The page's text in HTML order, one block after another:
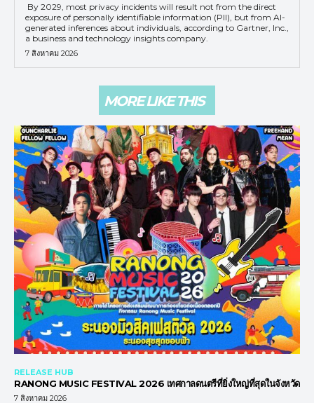
By 2029, most privacy incidents will result not from the direct
exposure of personally identifiable information (PII), but from AI-
generated inferences about individuals, according to Gartner, Inc.,
a business and technology insights company.
7 สิงหาคม 2026
MORE LIKE THIS
RELEASE HUB
RANONG MUSIC FESTIVAL 2026 เทศกาลดนตรีที่ยิ่งใหญ่ที่สุดในจังหวัด
7 สิงหาคม 2026